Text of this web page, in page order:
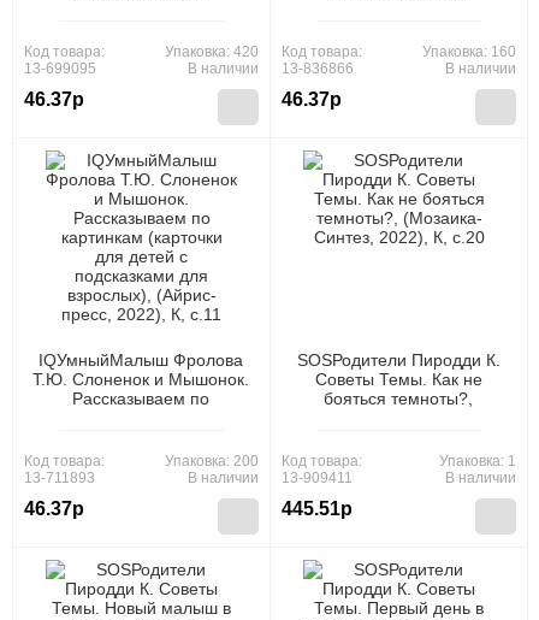
Код товара:
13-699095
46.37р
Упаковка: 420
В наличии
Код товара:
13-836866
46.37р
Упаковка: 160
В наличии
IQУмныйМалыш Фролова
Т.Ю. Слоненок и Мышонок.
Рассказываем по
взрослых), (Айрис-пресс,
2022), К, c.11
Код товара:
13-711893
46.37р
Упаковка: 200
В наличии
SOSРодители Пиродди К.
Советы Темы. Как не
бояться темноты?,
Код товара:
13-909411
445.51р
Упаковка: 1
В наличии